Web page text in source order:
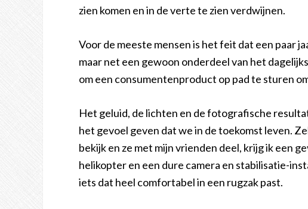
zien komen en in de verte te zien verdwijnen.
Voor de meeste mensen is het feit dat een paar
maar net een gewoon onderdeel van het
om een consumentenproduct op pad te sturen
Het geluid, de lichten en de fotografische
het gevoel geven dat we in de toekomst leven.
bekijk en ze met mijn vrienden deel, krijg ik een
helikopter en een dure camera en stabilisatie-
iets dat heel comfortabel in een rugzak past.